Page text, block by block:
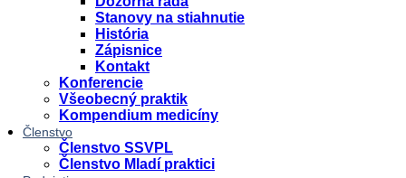
Stanovy na stiahnutie
História
Zápisnice
Kontakt
Konferencie
Všeobecný praktik
Kompendium medicíny
Členstvo
Členstvo SSVPL
Členstvo Mladí praktici